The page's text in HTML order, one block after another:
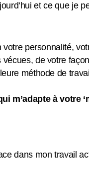
et ce que je
personnalité,
de votre
méthode de
m’adapte à votre
dans mon travail